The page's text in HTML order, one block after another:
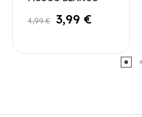
4,99 € 3,99 €